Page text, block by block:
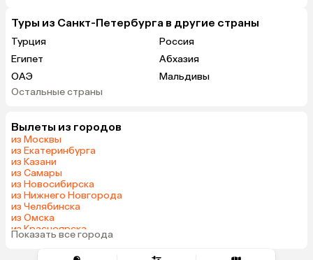
Туры из Санкт-Петербурга в другие страны
Турция
Россия
Египет
Абхазия
ОАЭ
Мальдивы
Кипр
Остальные страны
Вылеты из городов
из Москвы
из Екатеринбурга
из Казани
из Самары
из Новосибирска
из Нижнего Новгорода
из Челябинска
из Омска
из Красноярска
из Волгограда
Показать все города